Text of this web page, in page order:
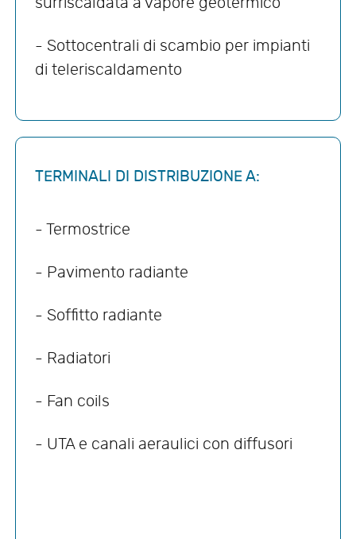
- Sottocentrali di scambio per impianti
di teleriscaldamento
TERMINALI DI DISTRIBUZIONE A:
- Termostrice
- Pavimento radiante
- Soffitto radiante
- Radiatori
- Fan coils
- UTA e canali aeraulici con diffusori